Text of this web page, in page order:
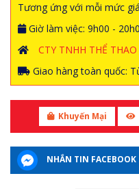
Tương ứng với mỗi mức
Giờ làm việc: 9h00 -
CTY TNHH THỂ
Giao hàng toàn quốc:
Khuyến Mại
NHẮN TIN FACEBOOK